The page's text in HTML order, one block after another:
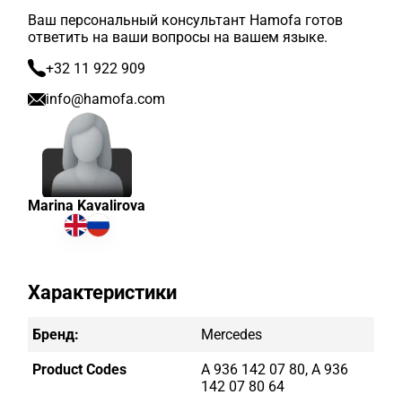
Ваш персональный консультант Hamofa готов
ответить на ваши вопросы на вашем языке.
+32 11 922 909
info@hamofa.com
Marina Kavalirova
Характеристики
Бренд: Mercedes
Product Codes
A 936 142 07 80, A 936
142 07 80 64